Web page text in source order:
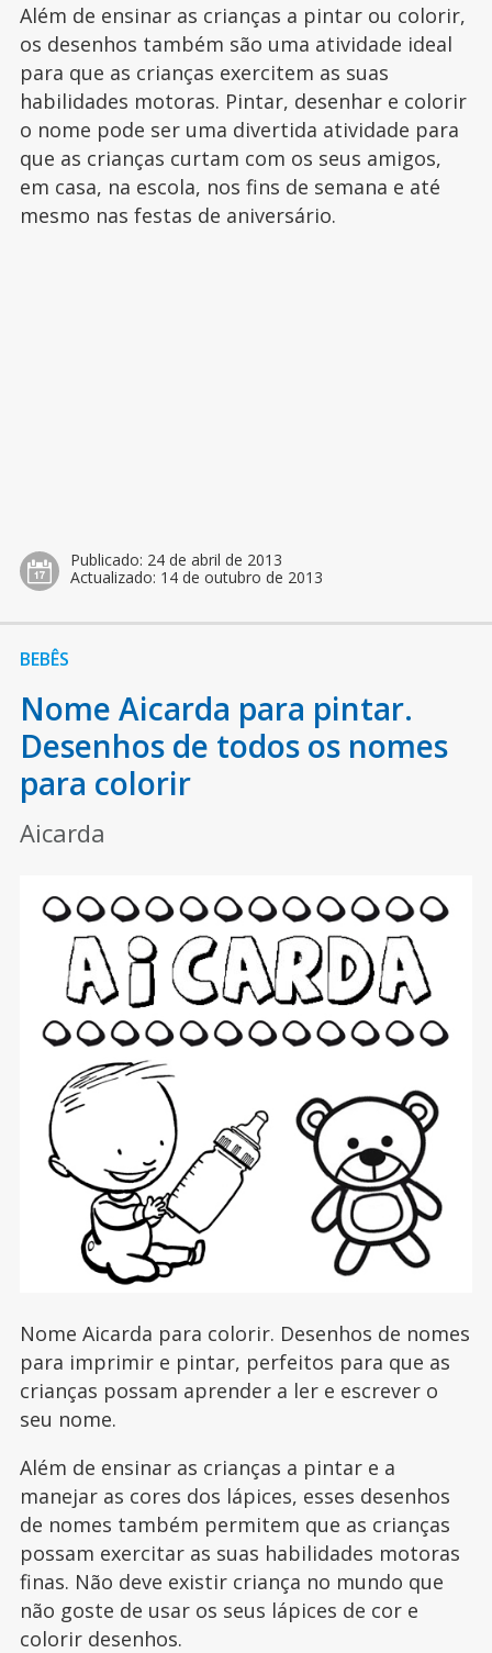
Além de ensinar as crianças a pintar ou colorir,
os desenhos também são uma atividade ideal
para que as crianças exercitem as suas
habilidades motoras. Pintar, desenhar e colorir
o nome pode ser uma divertida atividade para
que as crianças curtam com os seus amigos,
em casa, na escola, nos fins de semana e até
mesmo nas festas de aniversário.
Publicado: 24 de abril de 2013
Actualizado: 14 de outubro de 2013
BEBÊS
Nome Aicarda para pintar.
Desenhos de todos os nomes
para colorir
Aicarda
Nome Aicarda para colorir. Desenhos de nomes
para imprimir e pintar, perfeitos para que as
crianças possam aprender a ler e escrever o
seu nome.
Além de ensinar as crianças a pintar e a
manejar as cores dos lápices, esses desenhos
de nomes também permitem que as crianças
possam exercitar as suas habilidades motoras
finas. Não deve existir criança no mundo que
não goste de usar os seus lápices de cor e
colorir desenhos.